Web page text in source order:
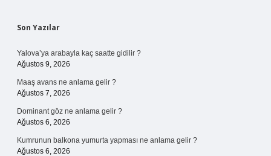
Sidebar
Son Yazılar
Yalova’ya arabayla kaç saatte gidilir ?
Ağustos 9, 2026
Maaş avans ne anlama gelir ?
Ağustos 7, 2026
Dominant göz ne anlama gelir ?
Ağustos 6, 2026
Kumrunun balkona yumurta yapması ne anlama gelir ?
Ağustos 6, 2026